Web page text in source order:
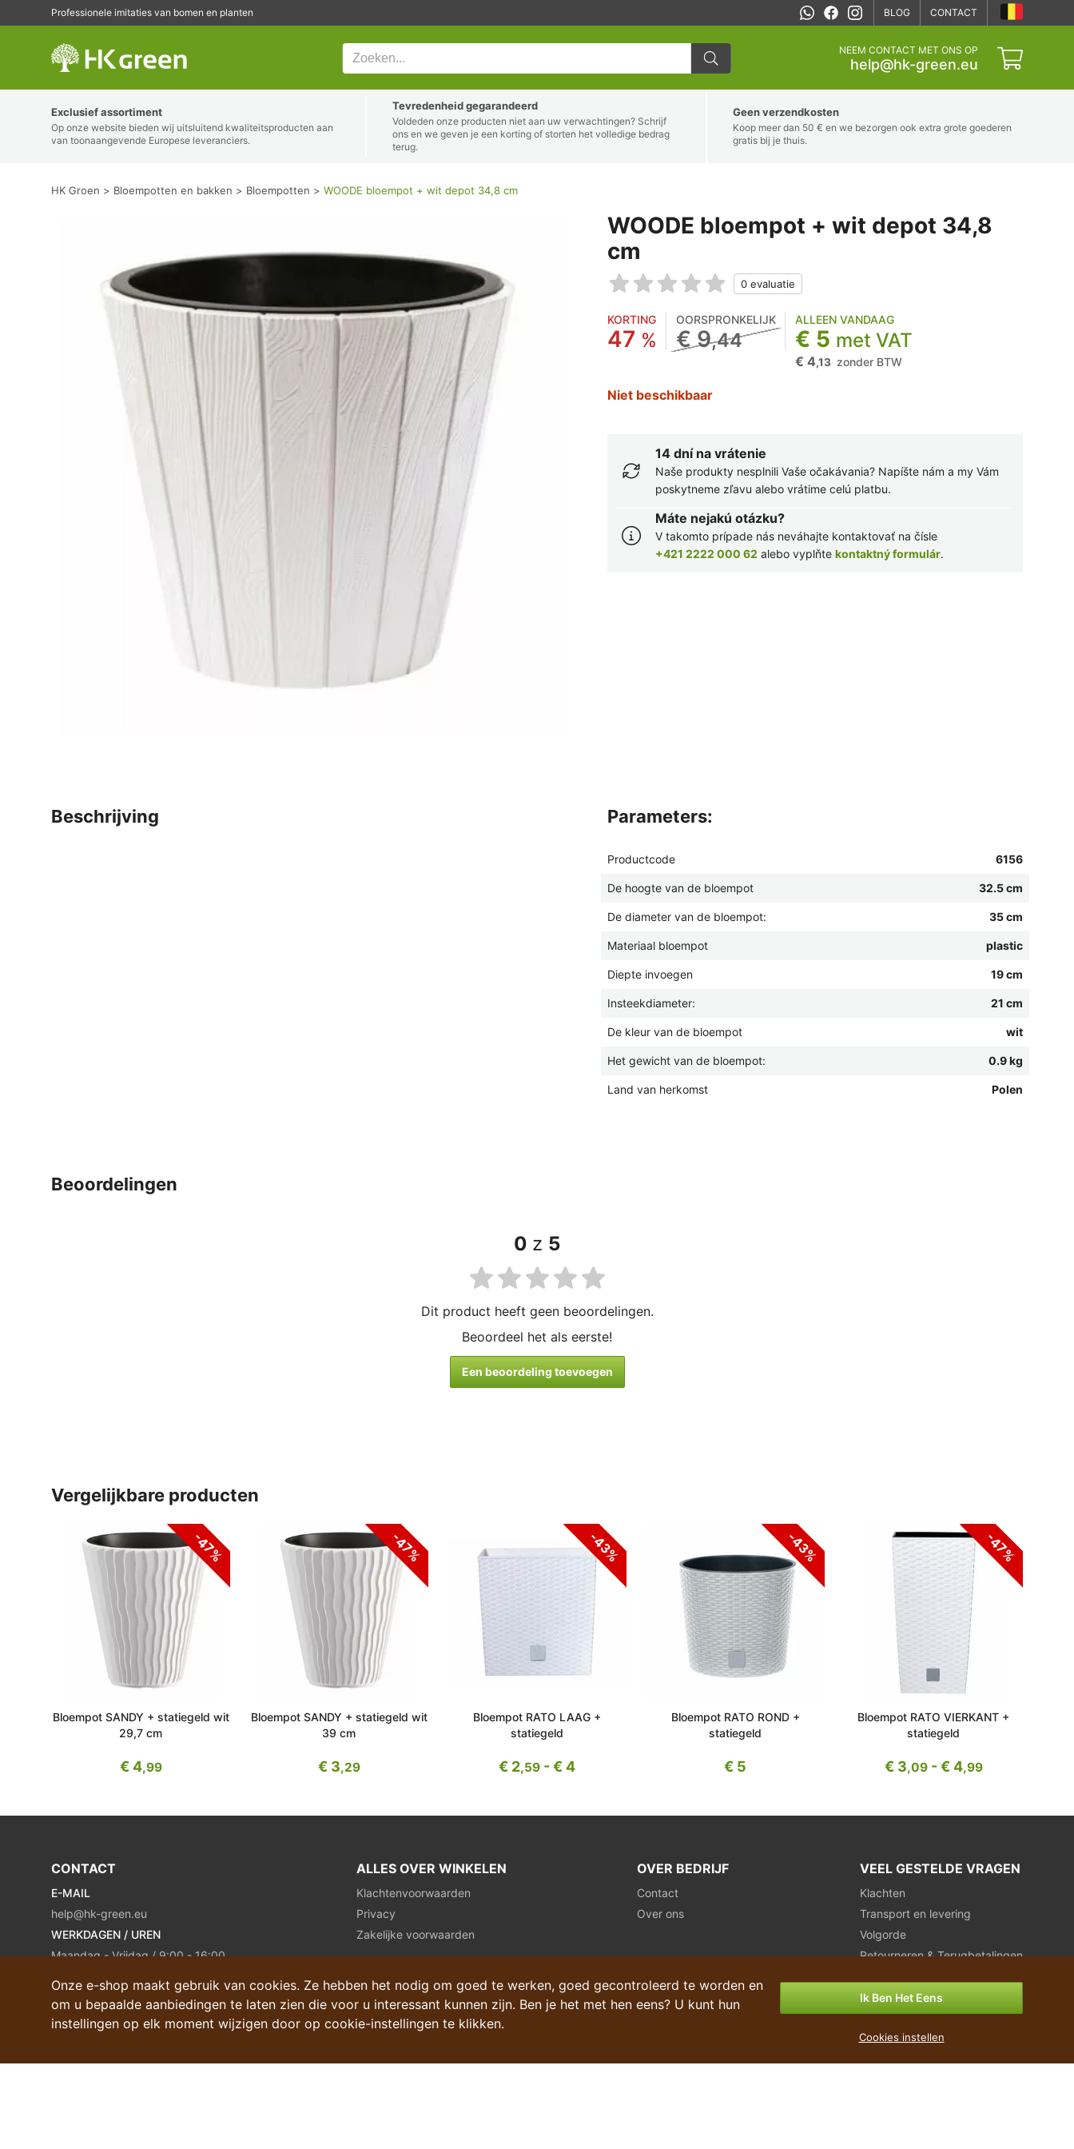
Professionele imitaties van bomen en planten BLOG
CONTACT
NEEM CONTACT MET ONS OP
help@hk-green.eu
HK Groen Bloempotten en bakken Bloempotten WOODE bloempot + wit depot 34,8 cm
Exclusief assortiment
Op onze website bieden wij uitsluitend kwaliteitsproducten aan
van toonaangevende Europese leveranciers.
Tevredenheid gegarandeerd
Voldeden onze producten niet aan uw verwachtingen? Schrijf
ons en we geven je een korting of storten het volledige bedrag
terug.
Geen verzendkosten
Koop meer dan 50 € en we bezorgen ook extra grote goederen
gratis bij je thuis.
WOODE bloempot + wit depot 34,8
cm
KORTING
47 %
OORSPRONKELIJK
€ 9,44
ALLEEN VANDAAG
€ 5 met VAT
€ 4,13 zonder BTW
Niet beschikbaar
14 dní na vrátenie
Naše produkty nesplnili Vaše očakávania? Napíšte nám a my Vám
poskytneme zľavu alebo vrátime celú platbu.
Máte nejakú otázku?
V takomto prípade nás neváhajte kontaktovať na čísle
+421 2222 000 62 alebo vyplňte kontaktný formulár.
beschrijving parameters:
Productcode 6156
De hoogte van de bloempot 32.5 cm
De diameter van de bloempot: 35 cm
Materiaal bloempot plastic
Diepte invoegen 19 cm
Insteekdiameter: 21 cm
De kleur van de bloempot wit
Het gewicht van de bloempot: 0.9 kg
Land van herkomst Polen
beoordelingen
0 z 5
Dit product heeft geen beoordelingen.
Beoordeel het als eerste!
Een beoordeling toevoegen
vergelijkbare producten
-47%
Bloempot SANDY + statiegeld wit
29,7 cm
€ 4,99
-47%
Bloempot SANDY + statiegeld wit
39 cm
€ 3,29
-43%
Bloempot RATO LAAG +
statiegeld
€ 2,59 - € 4
-43%
Bloempot RATO ROND +
statiegeld
€ 5
-47%
Bloempot RATO VIERKANT +
statiegeld
€ 3,09- € 4,99
CONTACT
E-MAIL
help@hk-green.eu
WERKDAGEN / UREN
Maandag - Vrijdag / 9:00 - 16:00
ALLES OVER WINKELEN
Klachtenvoorwaarden
Privacy
Zakelijke voorwaarden
OVER BEDRIJF
Contact
Over ons
VEEL GESTELDE VRAGEN
Klachten
Transport en levering
Volgorde
Retourneren & Terugbetalingen
Onze e-shop maakt gebruik van cookies. Ze hebben het nodig om goed te werken, goed gecontroleerd te worden en
om u bepaalde aanbiedingen te laten zien die voor u interessant kunnen zijn. Ben je het met hen eens? U kunt hun
instellingen op elk moment wijzigen door op cookie-instellingen te klikken.
Ik Ben Het Eens
Cookies instellen